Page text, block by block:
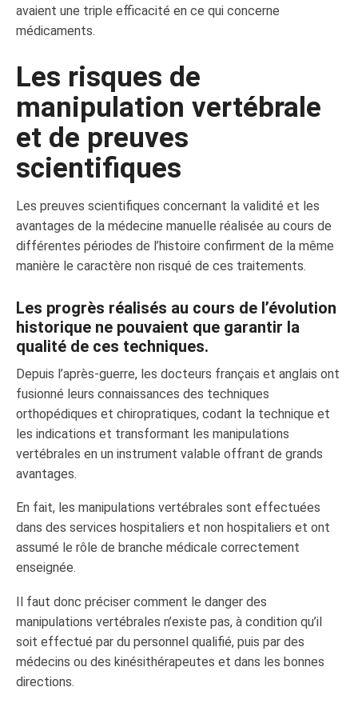
avaient une triple efficacité en ce qui concerne
médicaments.
Les risques de
manipulation vertébrale
et de preuves
scientifiques
Les preuves scientifiques concernant la validité et les
avantages de la médecine manuelle réalisée au cours de
différentes périodes de l’histoire confirment de la même
manière le caractère non risqué de ces traitements.
Les progrès réalisés au cours de l’évolution
historique ne pouvaient que garantir la
qualité de ces techniques.
Depuis l’après-guerre, les docteurs français et anglais ont
fusionné leurs connaissances des techniques
orthopédiques et chiropratiques, codant la technique et
les indications et transformant les manipulations
vertébrales en un instrument valable offrant de grands
avantages.
En fait, les manipulations vertébrales sont effectuées
dans des services hospitaliers et non hospitaliers et ont
assumé le rôle de branche médicale correctement
enseignée.
Il faut donc préciser comment le danger des
manipulations vertébrales n’existe pas, à condition qu’il
soit effectué par du personnel qualifié, puis par des
médecins ou des kinésithérapeutes et dans les bonnes
directions.